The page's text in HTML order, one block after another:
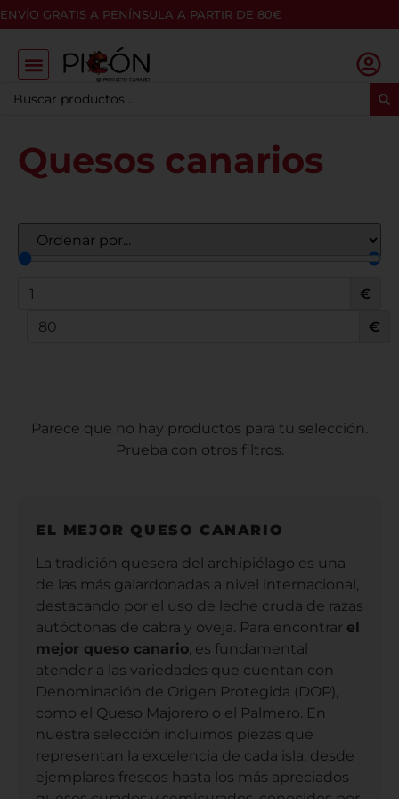
ENVÍO GRATIS A PENÍNSULA A PARTIR DE 80€
Quesos canarios
€
€
Parece que no hay productos para tu selección.
Prueba con otros filtros.
EL MEJOR QUESO CANARIO
La tradición quesera del archipiélago es una
de las más galardonadas a nivel internacional,
destacando por el uso de leche cruda de razas
autóctonas de cabra y oveja. Para encontrar el
mejor queso canario, es fundamental
atender a las variedades que cuentan con
Denominación de Origen Protegida (DOP),
como el Queso Majorero o el Palmero. En
nuestra selección incluimos piezas que
representan la excelencia de cada isla, desde
ejemplares frescos hasta los más apreciados